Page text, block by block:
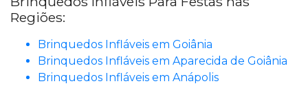
Regiões:
Brinquedos Infláveis em Goiânia
Brinquedos Infláveis em Aparecida de Goiânia
Brinquedos Infláveis em Anápolis